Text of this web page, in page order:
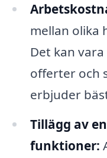
mellan olika
Det kan
offerter och
erbjuder
Tillägg av
funktioner: